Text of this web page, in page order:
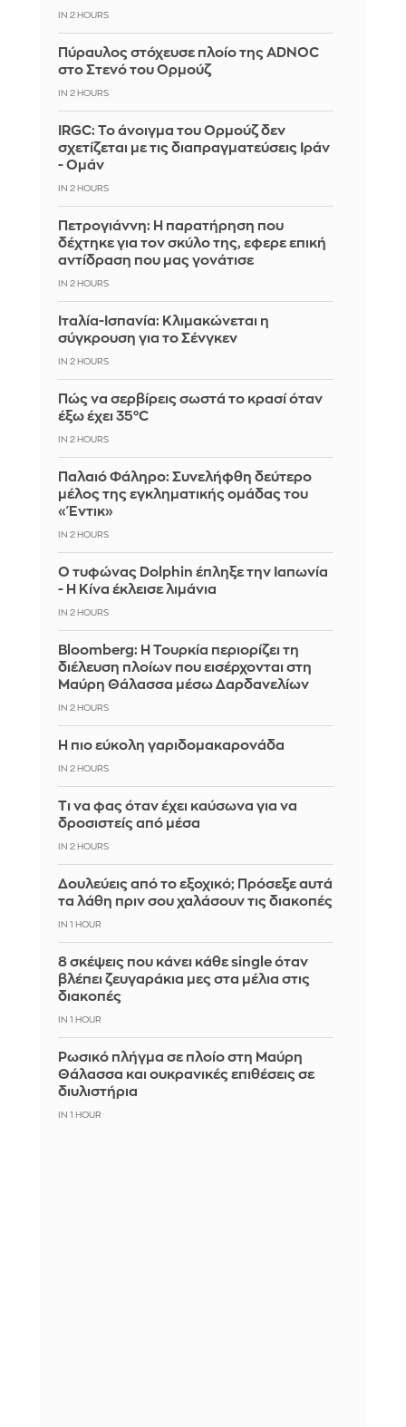
IN 2 HOURS
Πύραυλος στόχευσε πλοίο της ADNOC
στο Στενό του Ορμούζ
IN 2 HOURS
IRGC: Το άνοιγμα του Ορμούζ δεν
σχετίζεται με τις διαπραγματεύσεις Ιράν
- Ομάν
IN 2 HOURS
Πετρογιάννη: Η παρατήρηση που
δέχτηκε για τον σκύλο της, εφερε επική
αντίδραση που μας γονάτισε
IN 2 HOURS
Ιταλία-Ισπανία: Κλιμακώνεται η
σύγκρουση για το Σένγκεν
IN 2 HOURS
Πώς να σερβίρεις σωστά το κρασί όταν
έξω έχει 35°C
IN 2 HOURS
Παλαιό Φάληρο: Συνελήφθη δεύτερο
μέλος της εγκληματικής ομάδας του
«Έντικ»
IN 2 HOURS
Ο τυφώνας Dolphin έπληξε την Ιαπωνία
- Η Κίνα έκλεισε λιμάνια
IN 2 HOURS
Bloomberg: Η Τουρκία περιορίζει τη
διέλευση πλοίων που εισέρχονται στη
Μαύρη Θάλασσα μέσω Δαρδανελίων
IN 2 HOURS
Η πιο εύκολη γαριδομακαρονάδα
IN 2 HOURS
Τι να φας όταν έχει καύσωνα για να
δροσιστείς από μέσα
IN 2 HOURS
Δουλεύεις από το εξοχικό; Πρόσεξε αυτά
τα λάθη πριν σου χαλάσουν τις διακοπές
IN 1 HOUR
8 σκέψεις που κάνει κάθε single όταν
βλέπει ζευγαράκια μες στα μέλια στις
διακοπές
IN 1 HOUR
Ρωσικό πλήγμα σε πλοίο στη Μαύρη
Θάλασσα και ουκρανικές επιθέσεις σε
διυλιστήρια
IN 1 HOUR